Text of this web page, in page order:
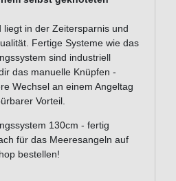
in der Zeitersparnis und
Fertige Systeme wie das
sind industriell
das manuelle Knüpfen -
Wechsel an einem Angeltag
Vorteil.
130cm - fertig
für das Meeresangeln auf
bestellen!